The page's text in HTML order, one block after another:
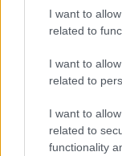
I want to
related to
I want to
related to
I want to
related to
functionality